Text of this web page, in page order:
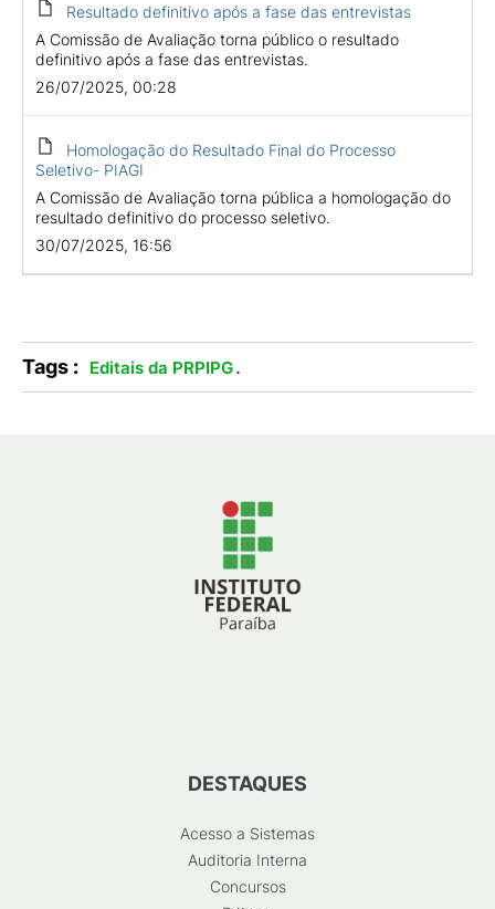
Resultado definitivo após a fase das entrevistas
A Comissão de Avaliação torna público o resultado
definitivo após a fase das entrevistas.
26/07/2025, 00:28
Homologação do Resultado Final do Processo
Seletivo- PIAGI
A Comissão de Avaliação torna pública a homologação do
resultado definitivo do processo seletivo.
30/07/2025, 16:56
Tags : Editais da PRPIPG.
DESTAQUES
Acesso a Sistemas
Auditoria Interna
Concursos